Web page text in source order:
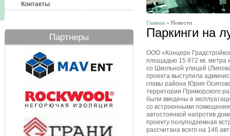
Контакты
Партнеры
Главная » Новости
Паркинги на
ООО «Концерн
площадью 15 972 кв. метра
со Школьной улицей
проекта выступила
главы района Юрия
территории Приморского
были введены в
со встроенными
автостоянкой напротив
проекту полуподземная
рассчитана всего на 146